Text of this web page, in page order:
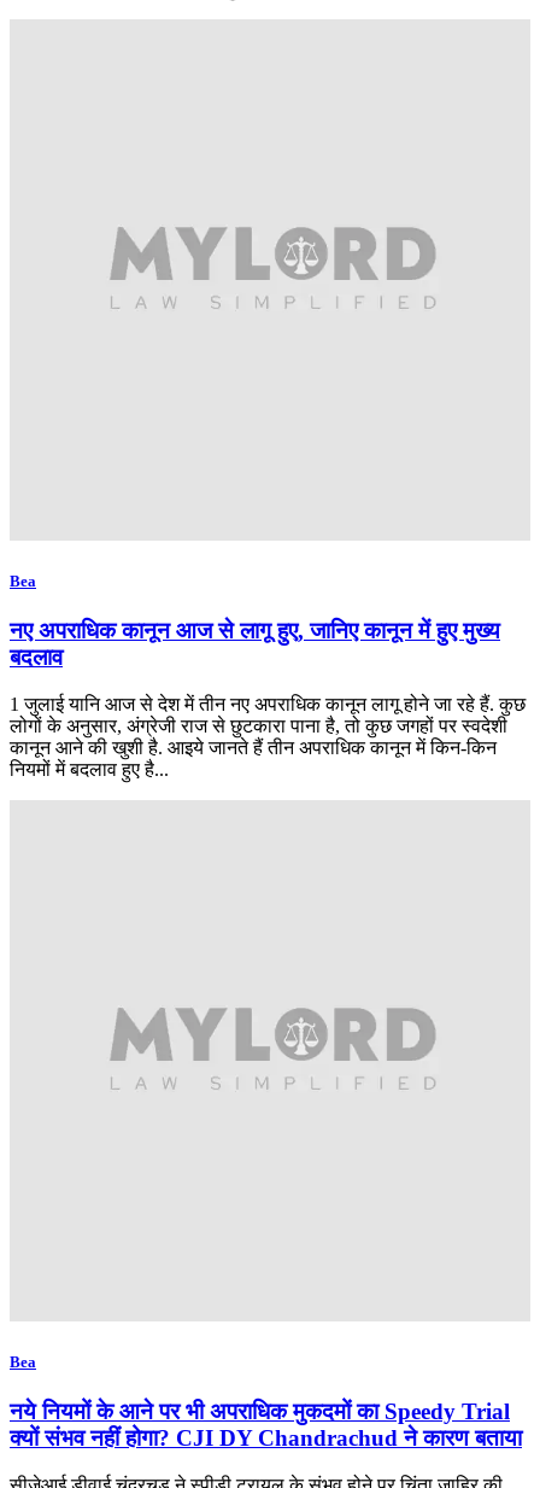
Bea
नए अपराधिक कानून आज से लागू हुए, जानिए कानून में हुए मुख्य
बदलाव
1 जुलाई यानि आज से देश में तीन नए अपराधिक कानून लागू होने जा रहे हैं. कुछ
लोगों के अनुसार, अंग्रेजी राज से छुटकारा पाना है, तो कुछ जगहों पर स्वदेशी
कानून आने की खुशी है. आइये जानते हैं तीन अपराधिक कानून में किन-किन
नियमों में बदलाव हुए है...
Bea
नये नियमों के आने पर भी अपराधिक मुकदमों का Speedy Trial
क्यों संभव नहीं होगा? CJI DY Chandrachud ने कारण बताया